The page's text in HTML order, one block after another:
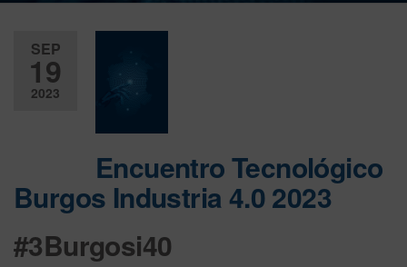
SEP
19
2023
Encuentro Tecnológico
Burgos Industria 4.0 2023
#3Burgosi40